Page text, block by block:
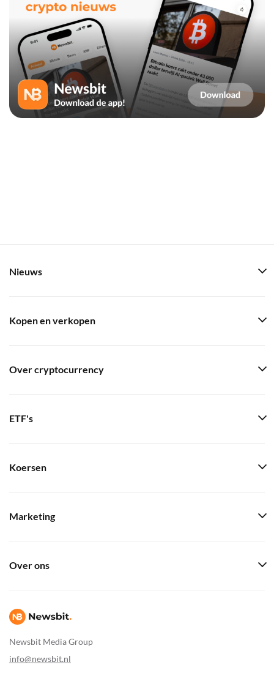
Newsbit Media Group
info@newsbit.nl
Nieuws
Kopen en verkopen
Over cryptocurrency
ETF's
Koersen
Marketing
Over ons